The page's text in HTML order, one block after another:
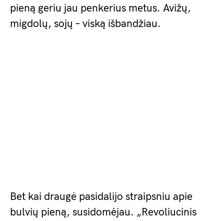
pieną geriu jau penkerius metus. Avižų,
migdolų, sojų – viską išbandžiau.
Bet kai draugė pasidalijo straipsniu apie
bulvių pieną, susidomėjau. „Revoliucinis